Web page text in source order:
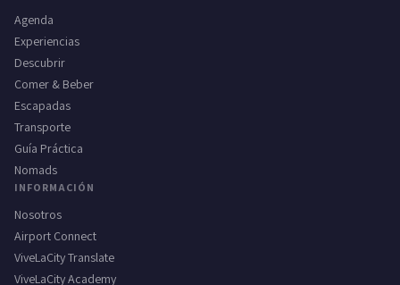
Agenda
Experiencias
Descubrir
Comer & Beber
Escapadas
Transporte
Guía Práctica
Nomads
INFORMACIÓN
Nosotros
Airport Connect
ViveLaCity Translate
ViveLaCity Academy